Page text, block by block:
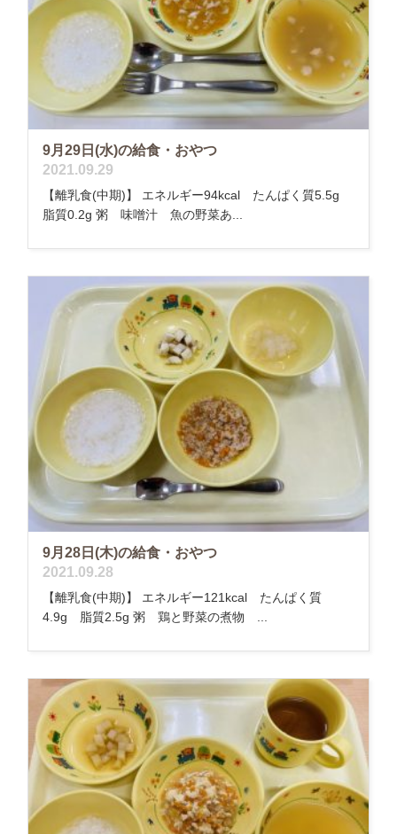
9月29日(水)の給食・おやつ
2021.09.29
【離乳食(中期)】 エネルギー94kcal たんぱく質5.5g
脂質0.2g 粥 味噌汁 魚の野菜あ...
9月28日(木)の給食・おやつ
2021.09.28
【離乳食(中期)】 エネルギー121kcal たんぱく質
4.9g 脂質2.5g 粥 鶏と野菜の煮物 ...